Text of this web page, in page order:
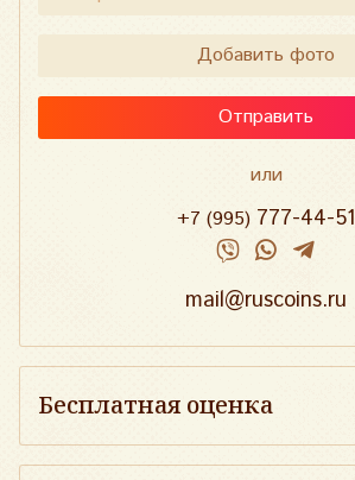
Добавить фото
Отправить
или
+7 (995) 777-44-51
mail@ruscoins.ru
Бесплатная оценка